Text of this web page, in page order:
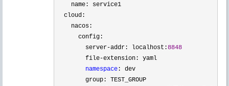
    name: service1
  cloud:
    nacos:
      config:
        server
-addr: localhost:8848
        file
-extension: yaml
namespace : dev
        group: TEST_GROUP